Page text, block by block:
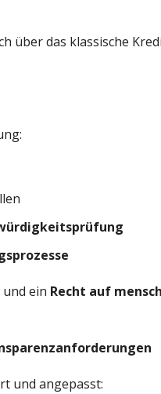
über das klassische
ein Recht auf
und angepasst: